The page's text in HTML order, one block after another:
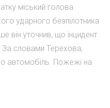
міський голова
ударного безпілотника
він уточнив, що інцидент
За словами Терехова,
автомобіль. Пожежі на